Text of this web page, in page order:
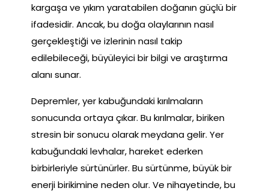
kargaşa ve yıkım yaratabilen doğanın güçlü bir
ifadesidir. Ancak, bu doğa olaylarının nasıl
gerçekleştiği ve izlerinin nasıl takip
edilebileceği, büyüleyici bir bilgi ve araştırma
alanı sunar.
Depremler, yer kabuğundaki kırılmaların
sonucunda ortaya çıkar. Bu kırılmalar, biriken
stresin bir sonucu olarak meydana gelir. Yer
kabuğundaki levhalar, hareket ederken
birbirleriyle sürtünürler. Bu sürtünme, büyük bir
enerji birikimine neden olur. Ve nihayetinde, bu